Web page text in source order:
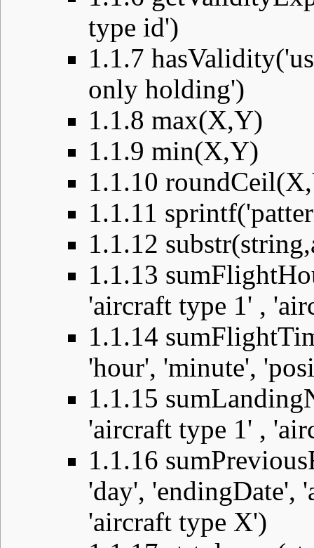
type id')
1.1.7
only holding')
1.1.8 max(X,Y)
1.1.9 min(X,Y)
1.1.10
1.1.11
1.1.12
1.1.13
'aircraft type 1' ,
1.1.14
'hour', 'minute',
1.1.15
'aircraft type 1' ,
1.1.16
'day', 'endingDate',
'aircraft type X')